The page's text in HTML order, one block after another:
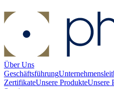
Über Uns
Geschäftsführung
ZertifikateUnsere ProdukteUnsere